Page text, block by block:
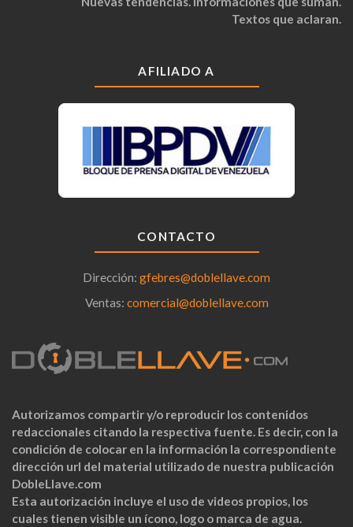
Textos que aclaran.
AFILIADO A
CONTACTO
Dirección: gfebres@doblellave.com
Ventas: comercial@doblellave.com
Autorizamos compartir y/o reproducir los contenidos
redaccionales citando la respectiva fuente. Es decir, con la
condición de colocar en la información la correspondiente
dirección url del material utilizado de nuestra publicación
DobleLlave.com
Esta autorización incluye el uso de videos propios, los
cuales tienen visible un ícono, logo o marca de agua.